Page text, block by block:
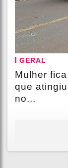
GERAL
Mulher
que
no...